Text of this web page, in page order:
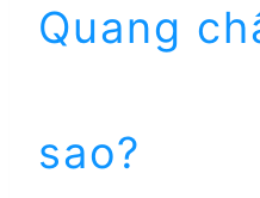
Quang
sao?